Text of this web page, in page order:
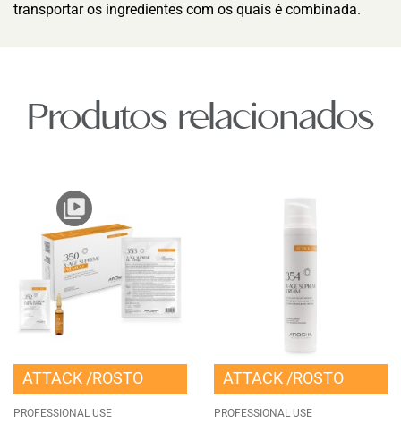
transportar os ingredientes com os quais é combinada.
Produtos relacionados
ATTACK ROSTO
PROFESSIONAL USE
ATTACK ROSTO
PROFESSIONAL USE